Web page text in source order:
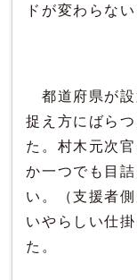
ドが変わらな
都道府県が設
捉え方にばら
た。村木元次
か一つでも目
い。（支援者
いやらしい仕
た。